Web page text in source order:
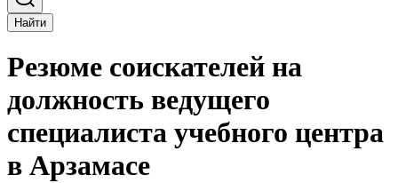
Найти
Резюме соискателей на
должность ведущего
специалиста учебного центра
в Арзамасе